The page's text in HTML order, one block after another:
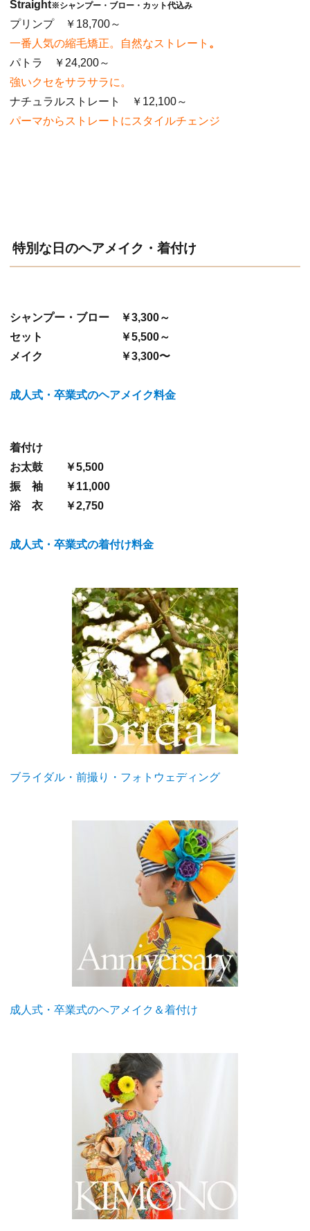
Straight※シャンプー・ブロー・カット代込み
プリンプ ￥18,700～
一番人気の縮毛矯正。自然なストレート 。
パトラ ￥24,200～
強いクセをサラサラに。
ナチュラルストレート ￥12,100～
パーマからストレートにスタイルチェンジ
特別な日のヘアメイク・着付け
シャンプー・ブロー ￥3,300～
セット ￥5,500～
メイク ￥3,300〜
成人式・卒業式のヘアメイク料金
着付け
お太鼓 ￥5,500
振 袖 ￥11,000
浴 衣 ￥2,750
成人式・卒業式の着付け料金
ブライダル・前撮り・フォトウェディング
成人式・卒業式のヘアメイク＆着付け